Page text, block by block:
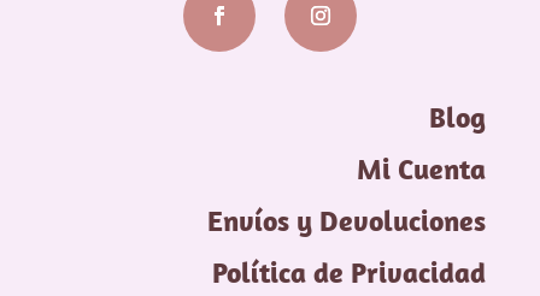
Blog
Mi Cuenta
Envíos y Devoluciones
Política de Privacidad